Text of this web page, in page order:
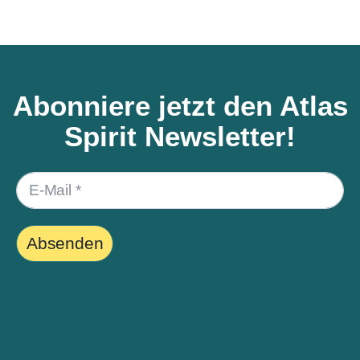
Abonniere jetzt den Atlas
Spirit Newsletter!
Absenden